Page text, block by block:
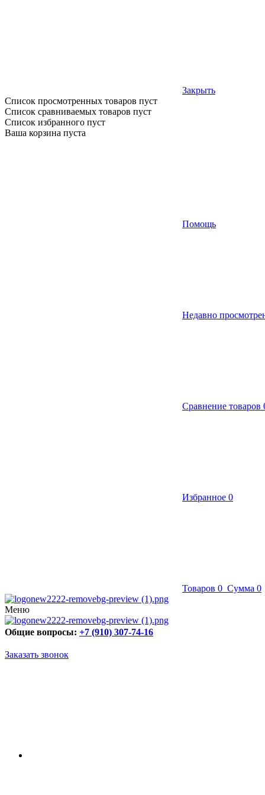
Закрыть
Список просмотренных товаров пуст
Список сравниваемых товаров пуст
Список избранного пуст
Ваша корзина пуста
Помощь
Недавно
Сравнение товаров
Избранное 0
Товаров 0 Сумма 0
Меню
Общие вопросы: +7 (910) 307-74-16
Заказать звонок